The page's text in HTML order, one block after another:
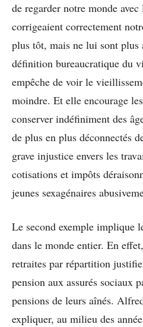
de regarder notre monde
corrigeaient correctement
plus tôt, mais ne lui sont plus
définition bureaucratique du
empêche de voir le
moindre. Et elle encourage
conserver indéfiniment des
de plus en plus déconnectés
grave injustice envers les
cotisations et impôts
jeunes sexagénaires
Le second exemple implique
dans le monde entier. En
retraites par répartition
pension aux assurés sociaux
pensions de leurs aînés.
expliquer, au milieu des